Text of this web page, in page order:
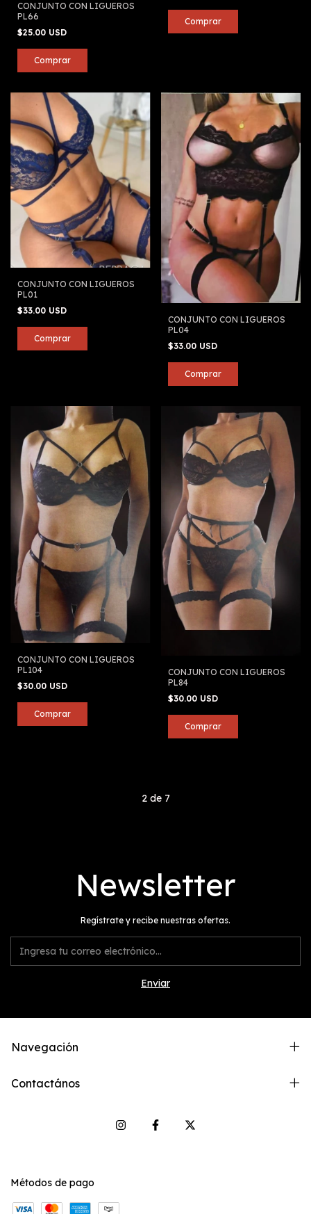
CONJUNTO CON LIGUEROS
PL66
$25.00 USD
CONJUNTO CON LIGUEROS
PL01
$33.00 USD
CONJUNTO CON LIGUEROS
PL04
$33.00 USD
CONJUNTO CON LIGUEROS
PL104
$30.00 USD
CONJUNTO CON LIGUEROS
PL84
$30.00 USD
2 de 7
Newsletter
Regístrate y recibe nuestras ofertas.
Navegación
Contactános
Métodos de pago